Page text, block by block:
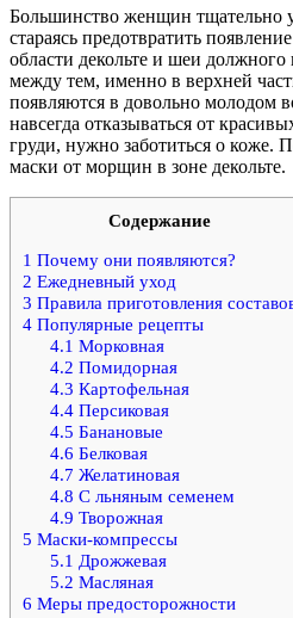
Большинство женщин тщательно
стараясь предотвратить
области декольте и шеи
между тем, именно в верхней
появляются в довольно молодом
навсегда отказываться от
груди, нужно заботиться о коже.
маски от морщин в зоне декольте.
Содержание
1 Почему они появляются?
2 Ежедневный уход
3 Правила приготовления
4 Популярные рецепты
4.1 Морковная
4.2 Помидорная
4.3 Картофельная
4.4Персиковая
4.5 Банановые
4.6 Белковая
4.7 Желатиновая
4.8 С льняным семенем
4.9 Творожная
5 Маски-компрессы
5.1 Дрожжевая
5.2 Масляная
6 Меры предосторожности